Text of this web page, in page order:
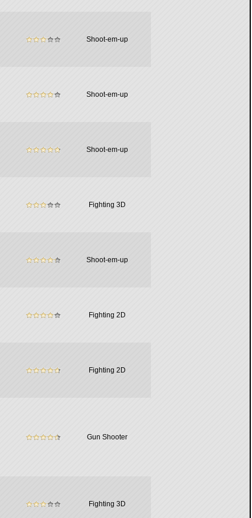
Shoot-em-up
Shoot-em-up
Shoot-em-up
Fighting 3D
Shoot-em-up
Fighting 2D
Fighting 2D
Gun Shooter
Fighting 3D